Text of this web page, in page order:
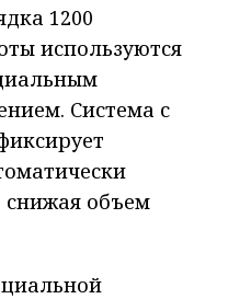
1200
используются
Система с
снижая объем